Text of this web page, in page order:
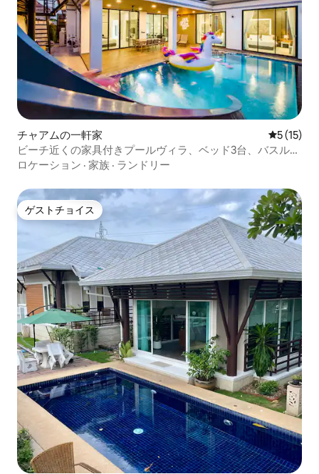
チャアムの一軒家 レビュー
5 (15)
ビーチ近くの家具付きプールヴィラ、ベッド3台、バスルー
ム3室
ロケーション · 家族 · ランドリー
ゲストチョイス
ゲストチョイス